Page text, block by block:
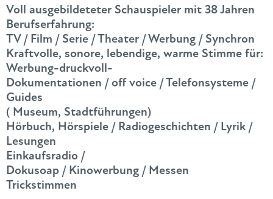
Voll ausgebildeteter Schauspieler mit 38 Jahren
Berufserfahrung:
TV / Film / Serie / Theater / Werbung / Synchron
Kraftvolle, sonore, lebendige, warme Stimme für:
Werbung-druckvoll-
Dokumentationen / off voice / Telefonsysteme /
Guides
( Museum, Stadtführungen)
Hörbuch, Hörspiele / Radiogeschichten / Lyrik /
Lesungen
Einkaufsradio /
Dokusoap / Kinowerbung / Messen
Trickstimmen